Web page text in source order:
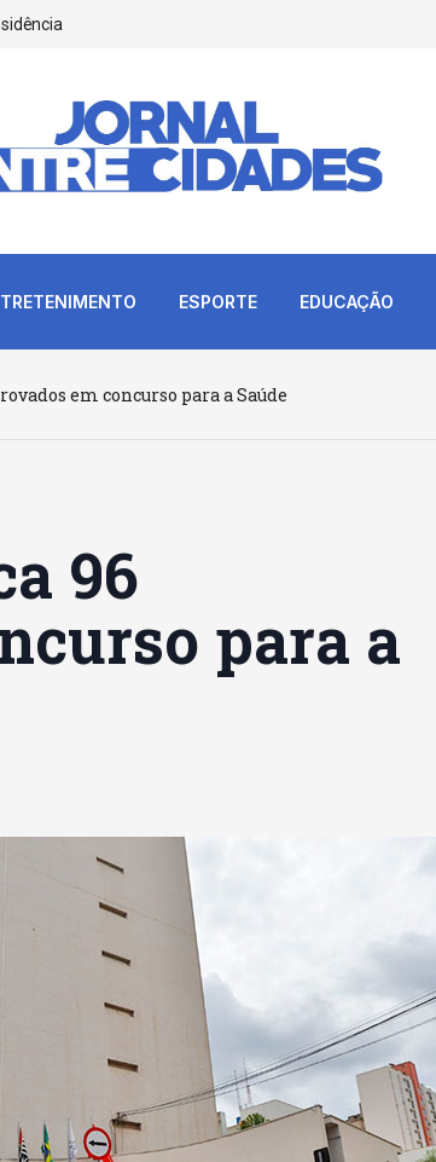
ESPORTE EDUCAÇÃO
em concurso para a Saúde
96
para a